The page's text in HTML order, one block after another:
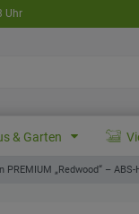
Uhr
& Garten
PREMIUM „Redwood“ –